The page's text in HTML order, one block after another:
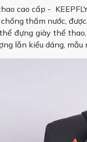
cao cấp -
thấm nước,
đựng giày thể thao,
lẫn kiểu dáng, mẫu